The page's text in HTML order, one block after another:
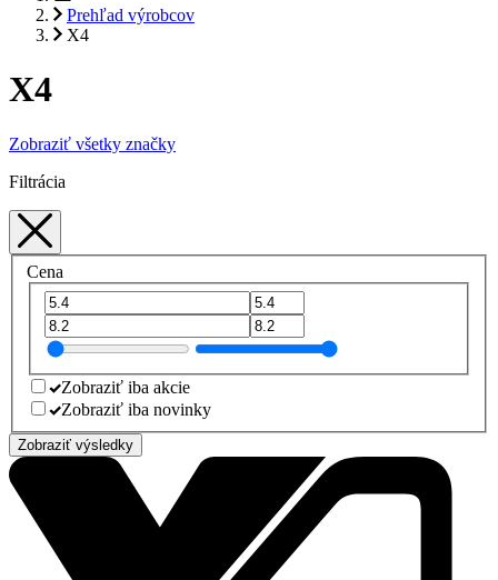
Prehľad výrobcov
X4
X4
Zobraziť všetky značky
Filtrácia
Cena
Zobraziť iba akcie
Zobraziť iba novinky
Zobraziť výsledky